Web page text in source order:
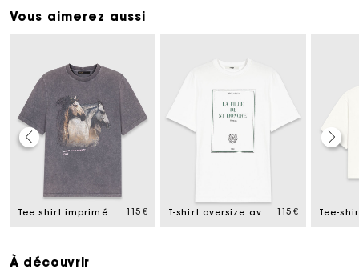
Vous aimerez aussi
Tee shirt imprimé cheval 115 € T-shirt oversize avec imprimé 115 €
À découvrir
Carte Cadeau Maje : la meilleure façon d'offrir le
Livraison à domicile offerte sous 2 jours ouvrés
Paiement en plusieurs fois sans frais